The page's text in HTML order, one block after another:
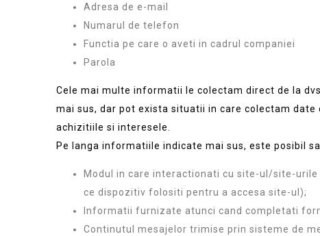
Adresa de e-mail
Numarul de telefon
Functia pe care o aveti in cadrul companiei
Parola
Cele mai multe informatii le colectam direct de la
mai sus, dar pot exista situatii in care colectam date
achizitiile si interesele.
Pe langa informatiile indicate mai sus, este posibil
Modul in care interactionati cu site-ul/site-
ce dispozitiv folositi pentru a accesa site-ul);
Informatii furnizate atunci cand completati
Continutul mesajelor trimise prin sisteme de